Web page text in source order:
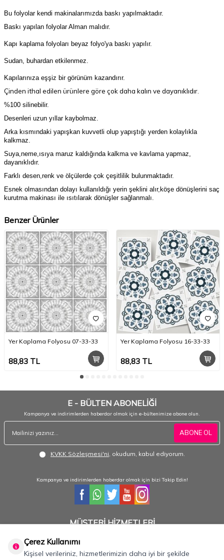
Bu folyolar kendi makinalarımızda baskı yapılmaktadır.
Baskı yapılan folyolar Alman malıdır.
Kapı kaplama folyoları beyaz folyo'ya baskı yapılır.
Sudan, buhardan etkilenmez.
Kapılarınıza eşşiz bir görünüm kazandırır.
Çinden ithal edilen ürünlere göre çok daha kalın ve dayanıklıdır.
%100 silinebilir.
Desenleri uzun yıllar kaybolmaz.
Arka kısmındaki yapışkan kuvvetli olup yapıştığı yerden kolaylıkla
kalkmaz.
Suya,neme,ısıya maruz kaldığında kalkma ve kavlama yapmaz,
dayanıklıdır.
Farklı desen,renk ve ölçülerde çok çeşitlilik bulunmaktadır.
Esnek olmasından dolayı kullanıldığı yerin şeklini alır,köşe dönüşlerini saç
kurutma makinası ile ısıtılarak dönüşler sağlanmalı.
Benzer Ürünler
Yer Kaplama Folyosu 07-33-33
88,83 TL
Yer Kaplama Folyosu 16-33-33
88,83TL
E - BÜLTEN ABONELİĞİ
Kampanya ve indirimlerden haberdar olmak için e-bültenimize abone olun.
ABONE OL
KVKK Sözleşmesi'ni , okudum, kabul ediyorum.
Kampanya ve indirimlerden haberdar olmak için bizi Takip Edin!
MÜŞTERİ HİZMETLERİ
siparişleriniz için ulaşabilirsiniz.
0232 484 3844- 0533 330 8895
Çerez Kullanımı
Kişisel verileriniz, hizmetlerimizin daha iyi bir şekilde